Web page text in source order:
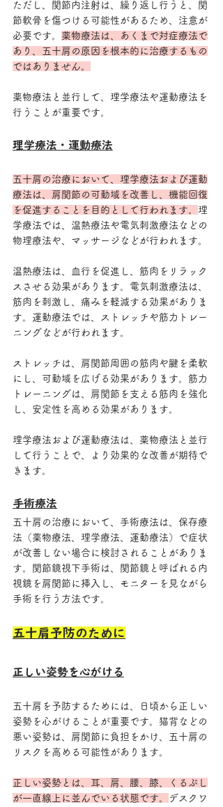
ただし、関節内注射は、繰り返し行うと、関
節軟骨を傷つける可能性があるため、注意が
必要です。 薬物療法は、あくまで対症療法で
あり、五十肩の原因を根本的に治療するもの
ではありません。
薬物療法と並行して、理学療法や運動療法を
行うことが重要です。
理学療法・運動療法
五十肩の治療において、理学療法および運動
療法は、肩関節の可動域を改善し、機能回復
を促進することを目的として行われます。 理
学療法では、温熱療法や電気刺激療法などの
物理療法や、マッサージなどが行われます。
温熱療法は、血行を促進し、筋肉をリラック
スさせる効果があります。電気刺激療法は、
筋肉を刺激し、痛みを軽減する効果がありま
す。運動療法では、ストレッチや筋力トレー
ニングなどが行われます。
ストレッチは、肩関節周囲の筋肉や腱を柔軟
にし、可動域を広げる効果があります。筋力
トレーニングは、肩関節を支える筋肉を強化
し、安定性を高める効果があります。
理学療法および運動療法は、薬物療法と並行
して行うことで、より効果的な改善が期待で
きます。
手術療法
五十肩の治療において、手術療法は、保存療
法（薬物療法、理学療法、運動療法）で症状
が改善しない場合に検討されることがありま
す。関節鏡視下手術は、関節鏡と呼ばれる内
視鏡を肩関節に挿入し、モニターを見ながら
手術を行う方法です。
五十肩予防のために
正しい姿勢を心がける
五十肩を予防するためには、日頃から正しい
姿勢を心がけることが重要です。猫背などの
悪い姿勢は、肩関節に負担をかけ、五十肩の
リスクを高める可能性があります。
正しい姿勢とは、耳、肩、腰、膝、くるぶし
が一直線上に並んでいる状態です。
デスクワ